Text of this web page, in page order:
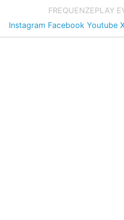
FREQUENZEPLAY
Instagram Facebook Youtube